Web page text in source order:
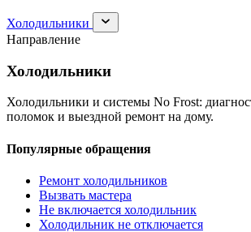
Холодильники
Раскрыть
раздел
Направление
Холодильники
Холодильники и системы No Frost:
поломок и выездной ремонт на дому.
Популярные обращения
Ремонт холодильников
Вызвать мастера
Не включается холодильник
Холодильник не отключается